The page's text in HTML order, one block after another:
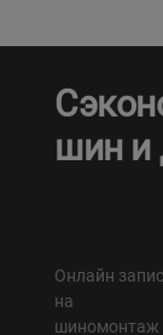
шин и
Онлайн
на
шиномонтаж